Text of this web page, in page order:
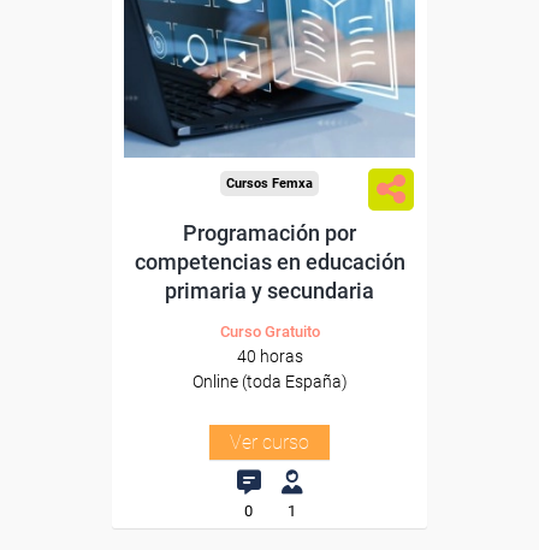
Para desempleados,
trabajadores y autónomos.
Sector
-Educación.
Cursos Femxa
Programación por
competencias en educación
primaria y secundaria
Curso Gratuito
40 horas
Online (toda España)
Ver curso
0 1